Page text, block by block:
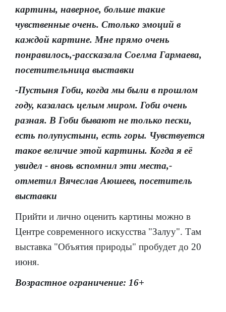
картины, наверное, больше такие
чувственные очень. Столько эмоций в
каждой картине. Мне прямо очень
понравилось,-рассказала Соелма Гармаева,
посетительница выставки
-Пустыня Гоби, когда мы были в прошлом
году, казалась целым миром. Гоби очень
разная. В Гоби бывают не только пески,
есть полупустыни, есть горы. Чувствуется
такое величие этой картины. Когда я её
увидел - вновь вспомнил эти места,-
отметил Вячеслав Аюшеев, посетитель
выставки
Прийти и лично оценить картины можно в
Центре современного искусства "Залуу". Там
выставка "Объятия природы" пробудет до 20
июня.
Возрастное ограничение: 16+